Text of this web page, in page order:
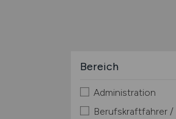
Bereich
Administration
Berufskraftfahrer /